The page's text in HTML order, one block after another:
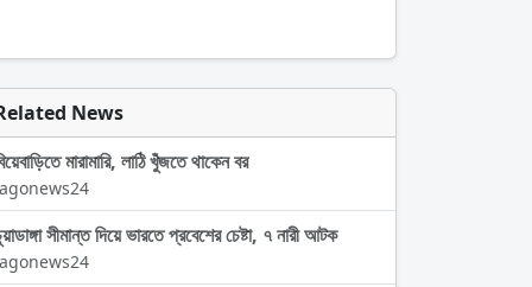
News
মারামারি, লাঠি খুঁজতে থাকেন বর
সীমান্ত দিয়ে ভারতে প্রবেশের চেষ্টা, ৭ নারী আটক